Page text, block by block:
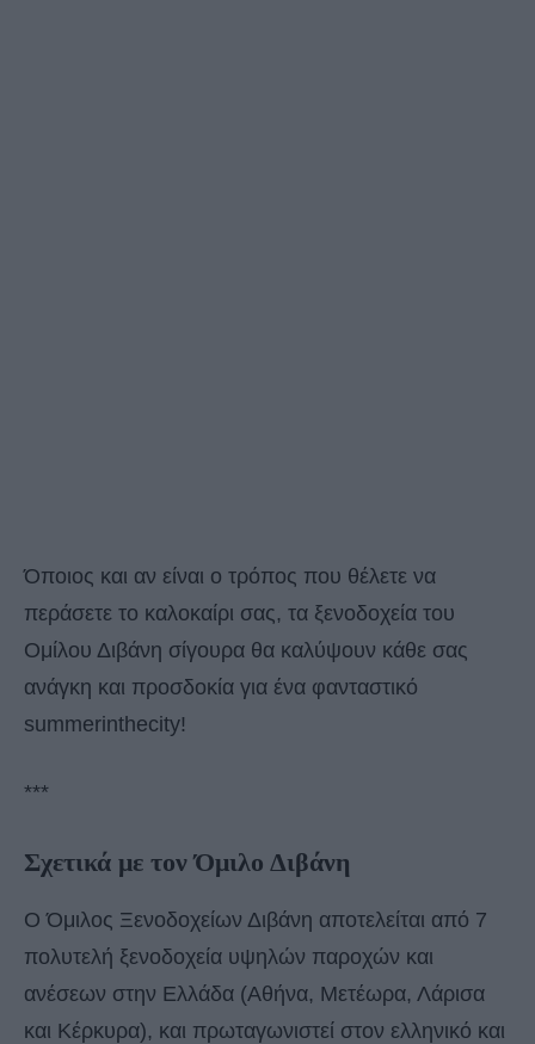
Όποιος και αν είναι ο τρόπος που θέλετε να
περάσετε το καλοκαίρι σας, τα ξενοδοχεία του
Ομίλου Διβάνη σίγουρα θα καλύψουν κάθε σας
ανάγκη και προσδοκία για ένα φανταστικό
summerinthecity!
***
Σχετικά με τον Όμιλο Διβάνη
Ο Όμιλος Ξενοδοχείων Διβάνη αποτελείται από 7
πολυτελή ξενοδοχεία υψηλών παροχών και
ανέσεων στην Ελλάδα (Αθήνα, Μετέωρα, Λάρισα
και Κέρκυρα), και πρωταγωνιστεί στον ελληνικό και